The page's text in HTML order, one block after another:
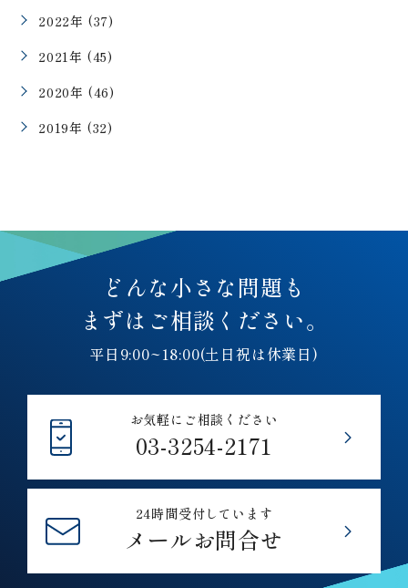
2022年 (37)
2021年 (45)
2020年 (46)
2019年 (32)
どんな小さな問題も
まずはご相談ください。
平日9:00~18:00(土日祝は休業日)
お気軽にご相談ください
03-3254-2171
24時間受付しています
メールお問合せ